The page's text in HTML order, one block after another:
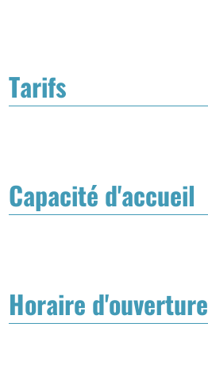
Tarifs
Capacité d'accueil
Horaire d'ouverture